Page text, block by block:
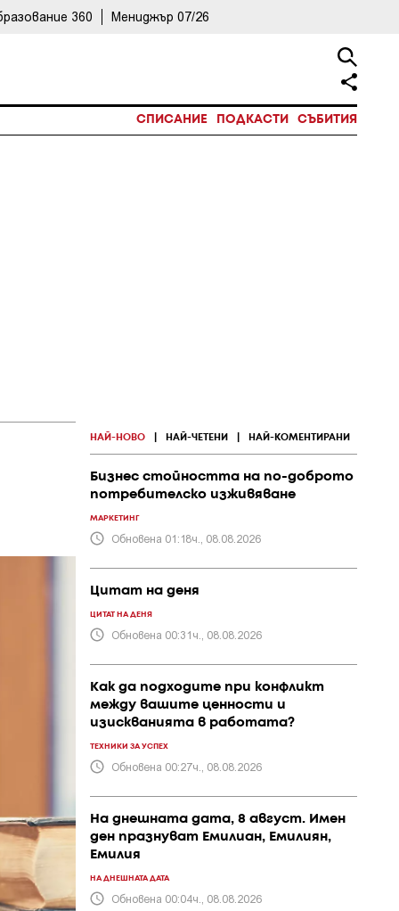
360 Мениджър 07/26
СПИСАНИЕ ПОДКАСТИ СЪБИТИЯ
НАЙ-НОВО НАЙ-ЧЕТЕНИ НАЙ-КОМЕНТИРАНИ
Бизнес стойността на по-доброто
потребителско изживяване
МАРКЕТИНГ
Обновена 01:18ч., 08.08.2026
Цитат на деня
ЦИТАТ НА ДЕНЯ
Обновена 00:31ч., 08.08.2026
Как да подходите при конфликт
между вашите ценности и
изискванията в работата?
ТЕХНИКИ ЗА УСПЕХ
Обновена 00:27ч., 08.08.2026
На днешната дата, 8 август. Имен
ден празнуват Емилиан, Емилиян,
Емилия
НА ДНЕШНАТА ДАТА
Обновена 00:04ч., 08.08.2026